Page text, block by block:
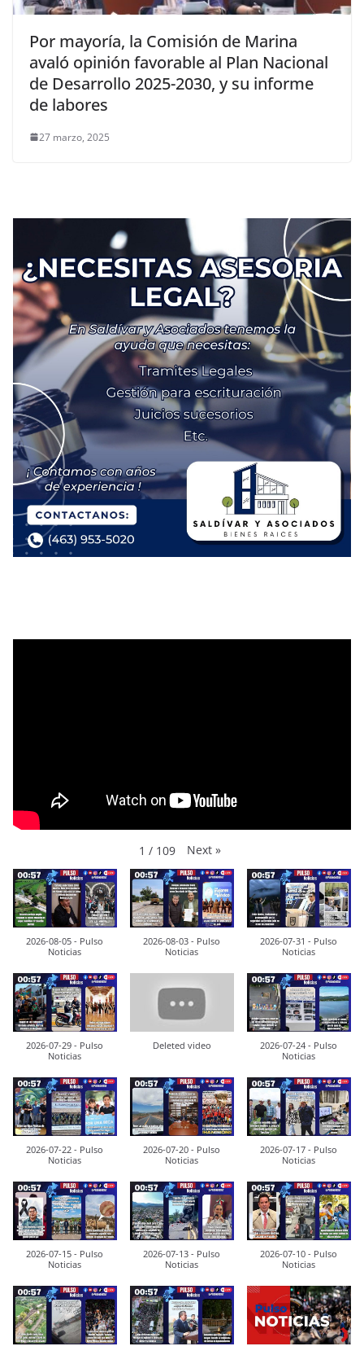
Por mayoría, la Comisión de Marina
avaló opinión favorable al Plan Nacional
de Desarrollo 2025-2030, y su informe
de labores
27 marzo, 2025
1 / 109 Next »
2026-08-05 - Pulso
Noticias
2026-08-03 - Pulso
Noticias
2026-07-31 - Pulso
Noticias
2026-07-29 - Pulso
Noticias
Deleted video
2026-07-24 - Pulso
Noticias
2026-07-22 - Pulso
Noticias
2026-07-20 - Pulso
Noticias
2026-07-17 - Pulso
Noticias
2026-07-15 - Pulso
Noticias
2026-07-13 - Pulso
Noticias
2026-07-10 - Pulso
Noticias